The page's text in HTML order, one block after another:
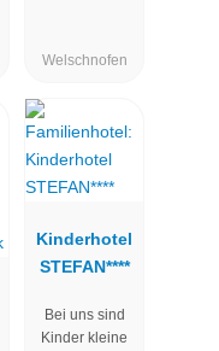
Welschnofen
Kinderhotel
STEFAN****
Bei uns sind
Kinder kleine